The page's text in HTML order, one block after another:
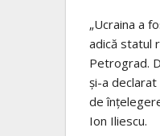
„Ucraina a
adică statul
Petrograd.
şi-a
de
Ion Iliescu.